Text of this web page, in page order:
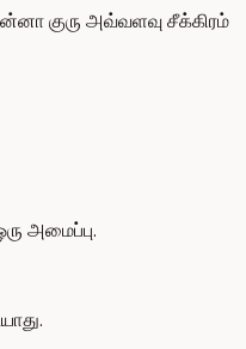
குரு அவ்வளவு சீக்கிரம்
அமைப்பு.